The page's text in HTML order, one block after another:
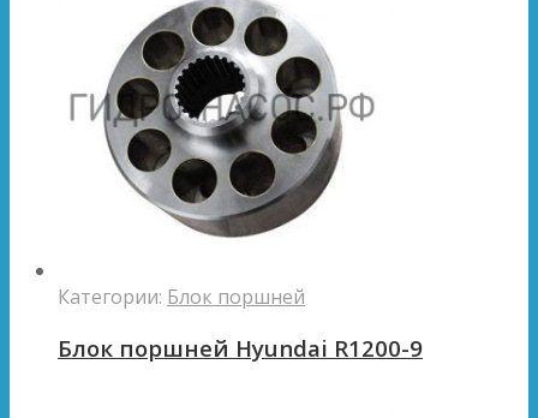
Категории: Блок поршней
Блок поршней Hyundai R1200-9